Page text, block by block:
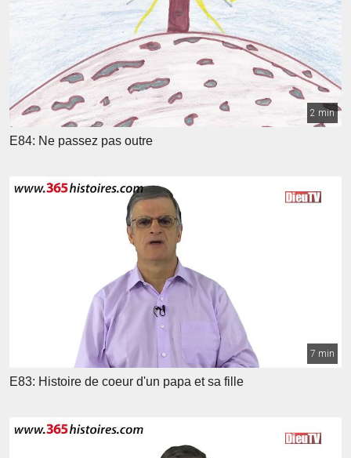
2 min
E84: Ne passez pas outre
7 min
E83: Histoire de coeur d'un papa et sa fille